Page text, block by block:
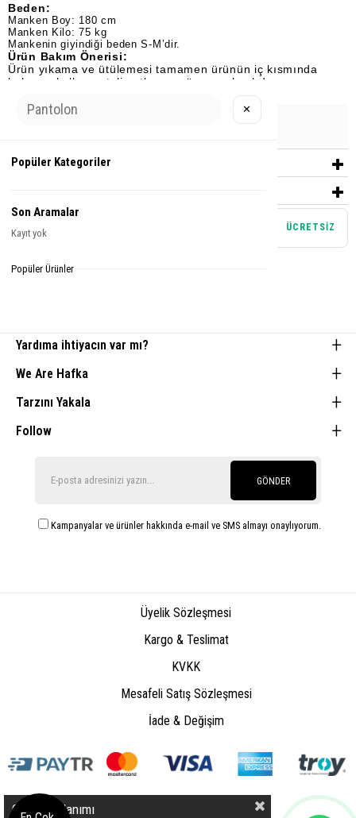
Beden:
Manken Boy: 180 cm
Manken Kilo: 75 kg
Mankenin giyindiği beden S-M’dir.
Ürün Bakım Önerisi:
Ürün yıkama ve ütülemesi tamamen ürünün iç kısmında
bulunan kullanım talimatlarına göre yapılmalıdır.
YORUMLAR(1)
ÜCRETSİZ
Yardıma ihtiyacın var mı?
We Are Hafka
Tarzını Yakala
Follow
GÖNDER
Kampanyalar ve ürünler hakkında e-mail ve SMS almayı onaylıyorum.
Üyelik Sözleşmesi
Kargo & Teslimat
KVKK
Mesafeli Satış Sözleşmesi
İade & Değişim
Çerez Kullanımı
✕
Popüler Kategoriler
Son Aramalar
Kayıt yok
Popüler Ürünler